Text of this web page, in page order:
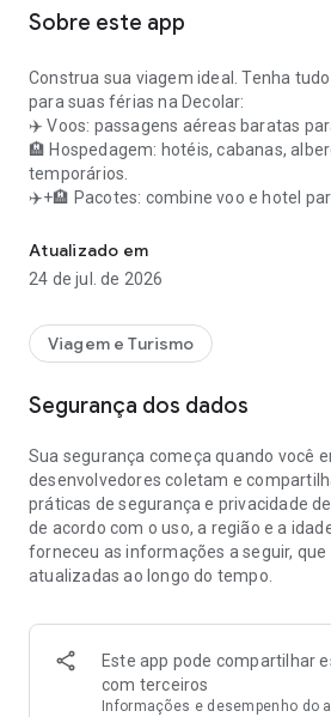
Sobre este app
Construa sua viagem ideal. Tenha
para suas férias na Decolar:
✈️ Voos: passagens aéreas baratas
🏨 Hospedagem: hotéis, cabanas,
temporários.
✈️+🏨 Pacotes: combine voo e hotel
esportivos e ingressos. Se você viajar
reservar para os parques temáticos da
🚗 Aluguel de carros
🚐 Traslados
as datas mais baratas para o seu
- Aproveite os descontos exclusivos
- Alertas e notificações: escolha o
quando for o melhor momento para
receba as melhores ofertas
- Acesse facilmente os detalhes de
Atualizado em
24 de jul. de 2026
Viagem e Turismo
Segurança dos dados
Sua segurança começa quando você
desenvolvedores coletam e
práticas de segurança e privacidade
de acordo com o uso, a região e a
forneceu as informações a seguir, que
atualizadas ao longo do tempo.
Este app pode compartilhar
com terceiros
Informações e desempenho do